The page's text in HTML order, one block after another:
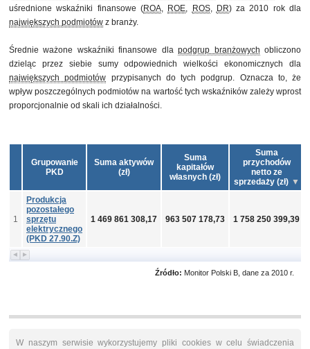
uśrednione wskaźniki finansowe (ROA, ROE, ROS, DR) za 2010 rok dla
największych podmiotów z branży.
Średnie ważone wskaźniki finansowe dlapodgrup branżowych obliczono
dzieląc przez siebie sumy odpowiednich wielkości ekonomicznych dla
największych podmiotów przypisanych do tych podgrup. Oznacza to, że
wpływ poszczególnych podmiotów na wartość tych wskaźników zależy wprost
proporcjonalnie od skali ich działalności.
Grupowanie
PKD
Suma aktywów
(zł)
Suma
kapitałów
własnych (zł)
Suma
przychodów
netto ze
sprzedaży (zł)
1
Produkcja
pozostałego
sprzętu
elektrycznego
(PKD 27.90.Z)
1 469 861 308,17 963 507 178,73 1 758 250 399,39
Źródło: Monitor Polski B, dane za 2010 r.
W naszym serwisie wykorzystujemy pliki cookies w celu świadczenia